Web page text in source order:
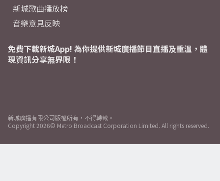
新城歌曲播放榜
音樂意見反映
免費下載新城App! 為你提供新城廣播節目直播及重溫，體
現資訊分享無界限！
新城廣播有限公司版權所有，不得轉載。
Copyright 2026© Metro Broadcast Corporation Limited. All rights reserved.